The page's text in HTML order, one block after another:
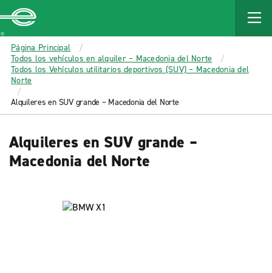
MAIN
CONTENT
Enterprise
Página Principal
Todos los vehículos en alquiler – Macedonia del Norte
Todos los Vehículos utilitarios deportivos (SUV) – Macedonia del
Norte
Alquileres en SUV grande – Macedonia del Norte
Alquileres en SUV grande –
Macedonia del Norte